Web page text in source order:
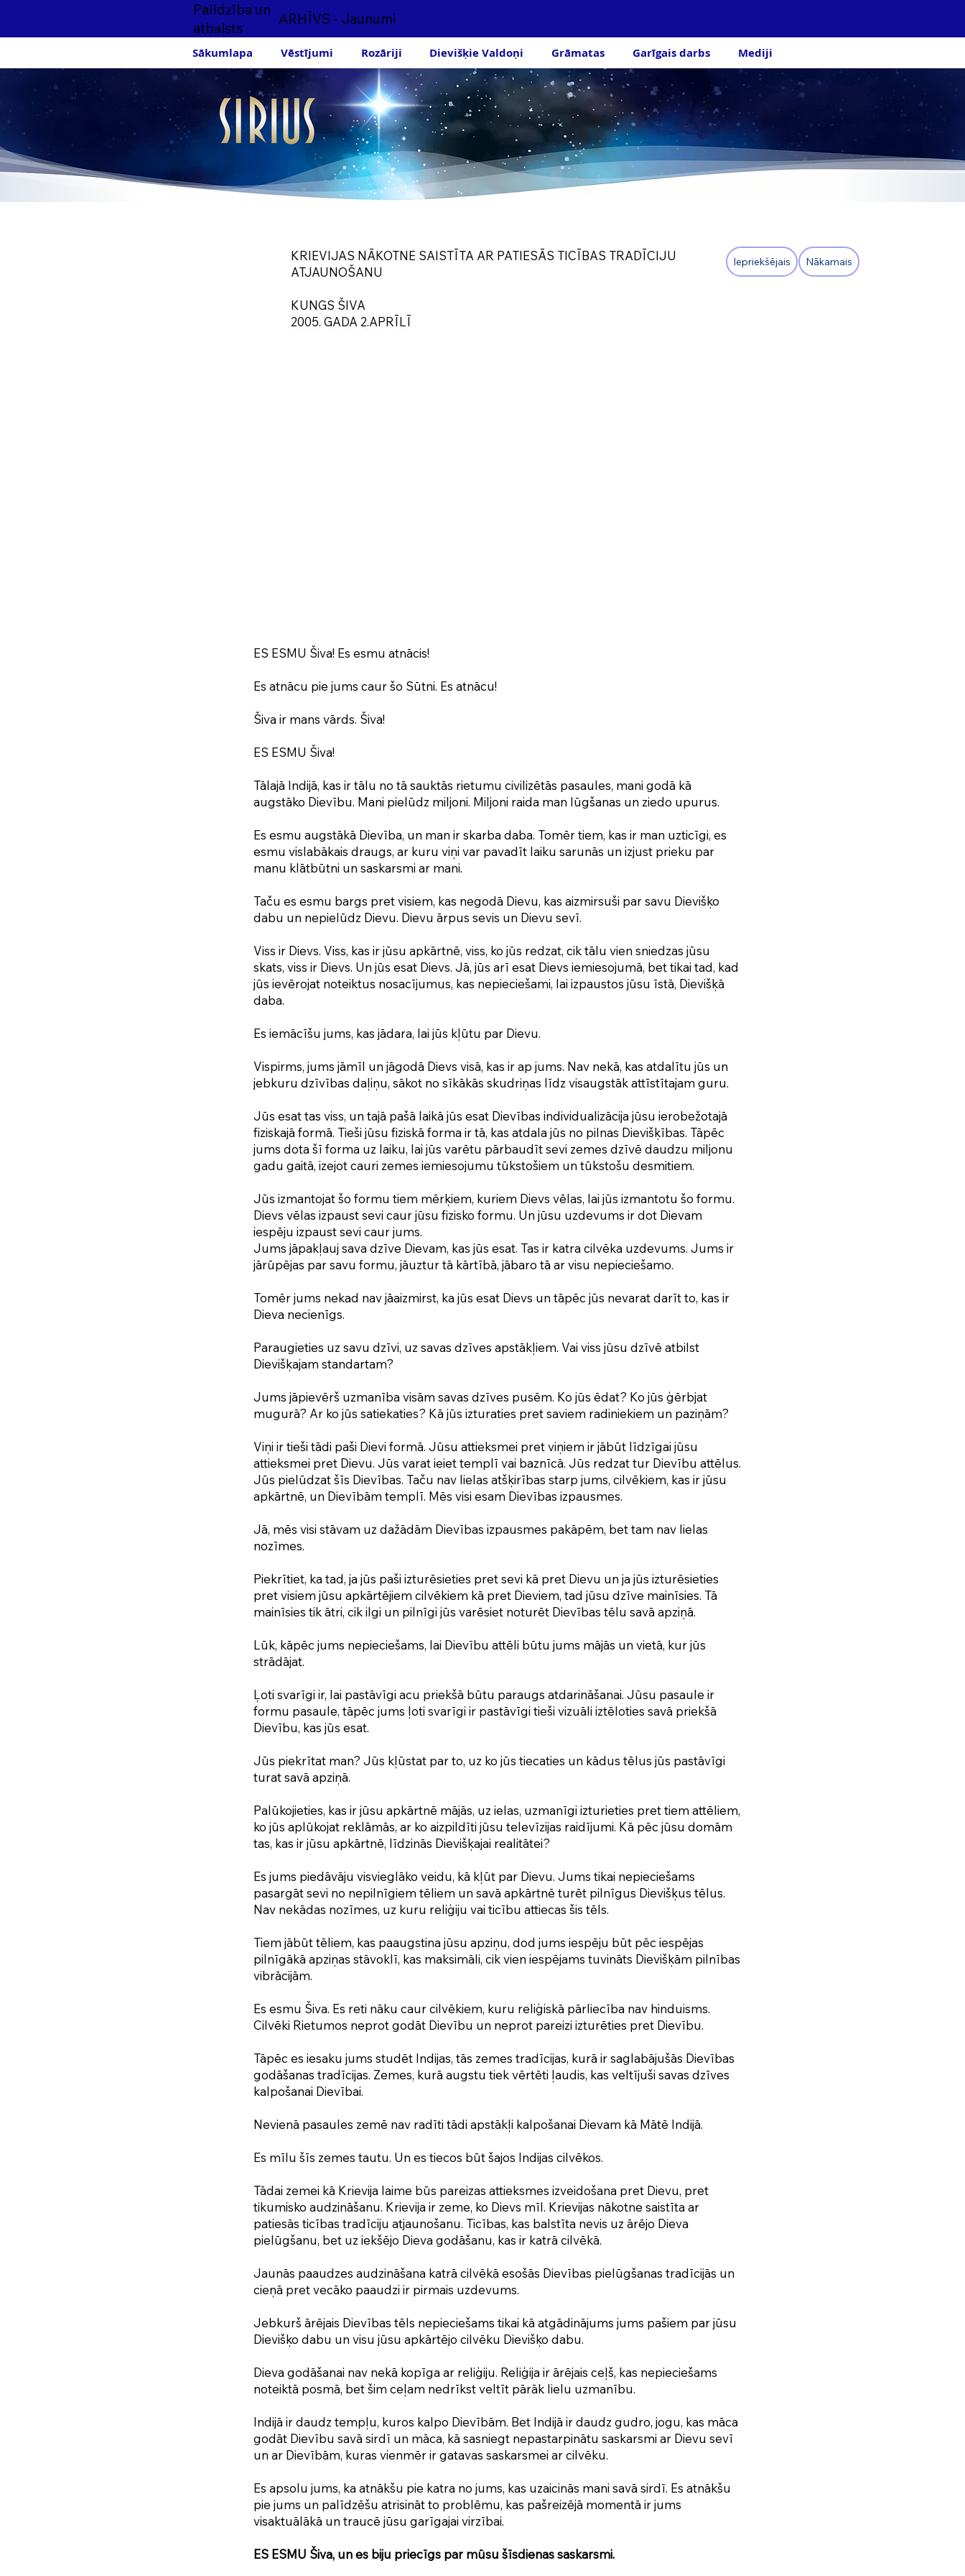
Palīdzība un
atbalsts
ARHĪVS - Jaunumi
KRIEVIJAS NĀKOTNE SAISTĪTA AR PATIESĀS TICĪBAS TRADĪCIJU
ATJAUNOŠANU
KUNGS ŠIVA
2005. GADA 2.APRĪLĪ
ES ESMU Šiva! Es esmu atnācis!
Es atnācu pie jums caur šo Sūtni. Es atnācu!
Šiva ir mans vārds. Šiva!
ES ESMU Šiva!
Tālajā Indijā, kas ir tālu no tā sauktās rietumu civilizētās pasaules, mani godā kā
augstāko Dievību. Mani pielūdz miljoni. Miljoni raida man lūgšanas un ziedo upurus.
Es esmu augstākā Dievība, un man ir skarba daba. Tomēr tiem, kas ir man uzticīgi, es
esmu vislabākais draugs, ar kuru viņi var pavadīt laiku sarunās un izjust prieku par
manu klātbūtni un saskarsmi ar mani.
Taču es esmu bargs pret visiem, kas negodā Dievu, kas aizmirsuši par savu Dievišķo
dabu un nepielūdz Dievu. Dievu ārpus sevis un Dievu sevī.
Viss ir Dievs. Viss, kas ir jūsu apkārtnē, viss, ko jūs redzat, cik tālu vien sniedzas jūsu
skats, viss ir Dievs. Un jūs esat Dievs. Jā, jūs arī esat Dievs iemiesojumā, bet tikai tad, kad
jūs ievērojat noteiktus nosacījumus, kas nepieciešami, lai izpaustos jūsu īstā, Dievišķā
daba.
Es iemācīšu jums, kas jādara, lai jūs kļūtu par Dievu.
Vispirms, jums jāmīl un jāgodā Dievs visā, kas ir ap jums. Nav nekā, kas atdalītu jūs un
jebkuru dzīvības daļiņu, sākot no sīkākās skudriņas līdz visaugstāk attīstītajam guru.
Jūs esat tas viss, un tajā pašā laikā jūs esat Dievības individualizācija jūsu ierobežotajā
fiziskajā formā. Tieši jūsu fiziskā forma ir tā, kas atdala jūs no pilnas Dievišķības. Tāpēc
jums dota šī forma uz laiku, lai jūs varētu pārbaudīt sevi zemes dzīvē daudzu miljonu
gadu gaitā, izejot cauri zemes iemiesojumu tūkstošiem un tūkstošu desmitiem.
Jūs izmantojat šo formu tiem mērķiem, kuriem Dievs vēlas, lai jūs izmantotu šo formu.
Dievs vēlas izpaust sevi caur jūsu fizisko formu. Un jūsu uzdevums ir dot Dievam
iespēju izpaust sevi caur jums.
Jums jāpakļauj sava dzīve Dievam, kas jūs esat. Tas ir katra cilvēka uzdevums. Jums ir
jārūpējas par savu formu, jāuztur tā kārtībā, jābaro tā ar visu nepieciešamo.
Tomēr jums nekad nav jāaizmirst, ka jūs esat Dievs un tāpēc jūs nevarat darīt to, kas ir
Dieva necienīgs.
Paraugieties uz savu dzīvi, uz savas dzīves apstākļiem. Vai viss jūsu dzīvē atbilst
Dievišķajam standartam?
Jums jāpievērš uzmanība visām savas dzīves pusēm. Ko jūs ēdat? Ko jūs ģērbjat
mugurā? Ar ko jūs satiekaties? Kā jūs izturaties pret saviem radiniekiem un paziņām?
Viņi ir tieši tādi paši Dievi formā. Jūsu attieksmei pret viņiem ir jābūt līdzīgai jūsu
attieksmei pret Dievu. Jūs varat ieiet templī vai baznīcā. Jūs redzat tur Dievību attēlus.
Jūs pielūdzat šīs Dievības. Taču nav lielas atšķirības starp jums, cilvēkiem, kas ir jūsu
apkārtnē, un Dievībām templī. Mēs visi esam Dievības izpausmes.
Jā, mēs visi stāvam uz dažādām Dievības izpausmes pakāpēm, bet tam nav lielas
nozīmes.
Piekrītiet, ka tad, ja jūs paši izturēsieties pret sevi kā pret Dievu un ja jūs izturēsieties
pret visiem jūsu apkārtējiem cilvēkiem kā pret Dieviem, tad jūsu dzīve mainīsies. Tā
mainīsies tik ātri, cik ilgi un pilnīgi jūs varēsiet noturēt Dievības tēlu savā apziņā.
Lūk, kāpēc jums nepieciešams, lai Dievību attēli būtu jums mājās un vietā, kur jūs
strādājat.
Ļoti svarīgi ir, lai pastāvīgi acu priekšā būtu paraugs atdarināšanai. Jūsu pasaule ir
formu pasaule, tāpēc jums ļoti svarīgi ir pastāvīgi tieši vizuāli iztēloties savā priekšā
Dievību, kas jūs esat.
Jūs piekrītat man? Jūs kļūstat par to, uz ko jūs tiecaties un kādus tēlus jūs pastāvīgi
turat savā apziņā.
Palūkojieties, kas ir jūsu apkārtnē mājās, uz ielas, uzmanīgi izturieties pret tiem attēliem,
ko jūs aplūkojat reklāmās, ar ko aizpildīti jūsu televīzijas raidījumi. Kā pēc jūsu domām
tas, kas ir jūsu apkārtnē, līdzinās Dievišķajai realitātei?
Es jums piedāvāju visvieglāko veidu, kā kļūt par Dievu. Jums tikai nepieciešams
pasargāt sevi no nepilnīgiem tēliem un savā apkārtnē turēt pilnīgus Dievišķus tēlus.
Nav nekādas nozīmes, uz kuru reliģiju vai ticību attiecas šis tēls.
Tiem jābūt tēliem, kas paaugstina jūsu apziņu, dod jums iespēju būt pēc iespējas
pilnīgākā apziņas stāvoklī, kas maksimāli, cik vien iespējams tuvināts Dievišķām pilnības
vibrācijām.
Es esmu Šiva. Es reti nāku caur cilvēkiem, kuru reliģiskā pārliecība nav hinduisms.
Cilvēki Rietumos neprot godāt Dievību un neprot pareizi izturēties pret Dievību.
Tāpēc es iesaku jums studēt Indijas, tās zemes tradīcijas, kurā ir saglabājušās Dievības
godāšanas tradīcijas. Zemes, kurā augstu tiek vērtēti ļaudis, kas veltījuši savas dzīves
kalpošanai Dievībai.
Nevienā pasaules zemē nav radīti tādi apstākļi kalpošanai Dievam kā Mātē Indijā.
Es mīlu šīs zemes tautu. Un es tiecos būt šajos Indijas cilvēkos.
Tādai zemei kā Krievija laime būs pareizas attieksmes izveidošana pret Dievu, pret
tikumisko audzināšanu. Krievija ir zeme, ko Dievs mīl. Krievijas nākotne saistīta ar
patiesās ticības tradīciju atjaunošanu. Ticības, kas balstīta nevis uz ārējo Dieva
pielūgšanu, bet uz iekšējo Dieva godāšanu, kas ir katrā cilvēkā.
Jaunās paaudzes audzināšana katrā cilvēkā esošās Dievības pielūgšanas tradīcijās un
cieņā pret vecāko paaudzi ir pirmais uzdevums.
Jebkurš ārējais Dievības tēls nepieciešams tikai kā atgādinājums jums pašiem par jūsu
Dievišķo dabu un visu jūsu apkārtējo cilvēku Dievišķo dabu.
Dieva godāšanai nav nekā kopīga ar reliģiju. Reliģija ir ārējais ceļš, kas nepieciešams
noteiktā posmā, bet šim ceļam nedrīkst veltīt pārāk lielu uzmanību.
Indijā ir daudz tempļu, kuros kalpo Dievībām. Bet Indijā ir daudz gudro, jogu, kas māca
godāt Dievību savā sirdī un māca, kā sasniegt nepastarpinātu saskarsmi ar Dievu sevī
un ar Dievībām, kuras vienmēr ir gatavas saskarsmei ar cilvēku.
Es apsolu jums, ka atnākšu pie katra no jums, kas uzaicinās mani savā sirdī. Es atnākšu
pie jums un palīdzēšu atrisināt to problēmu, kas pašreizējā momentā ir jums
visaktuālākā un traucē jūsu garīgajai virzībai.
ES ESMU Šiva, un es biju priecīgs par mūsu šīsdienas saskarsmi.
Iepriekšējais Nākamais
Sākumlapa Vēstījumi Rozāriji Dievišķie Valdoņi Grāmatas Garīgais darbs Mediji